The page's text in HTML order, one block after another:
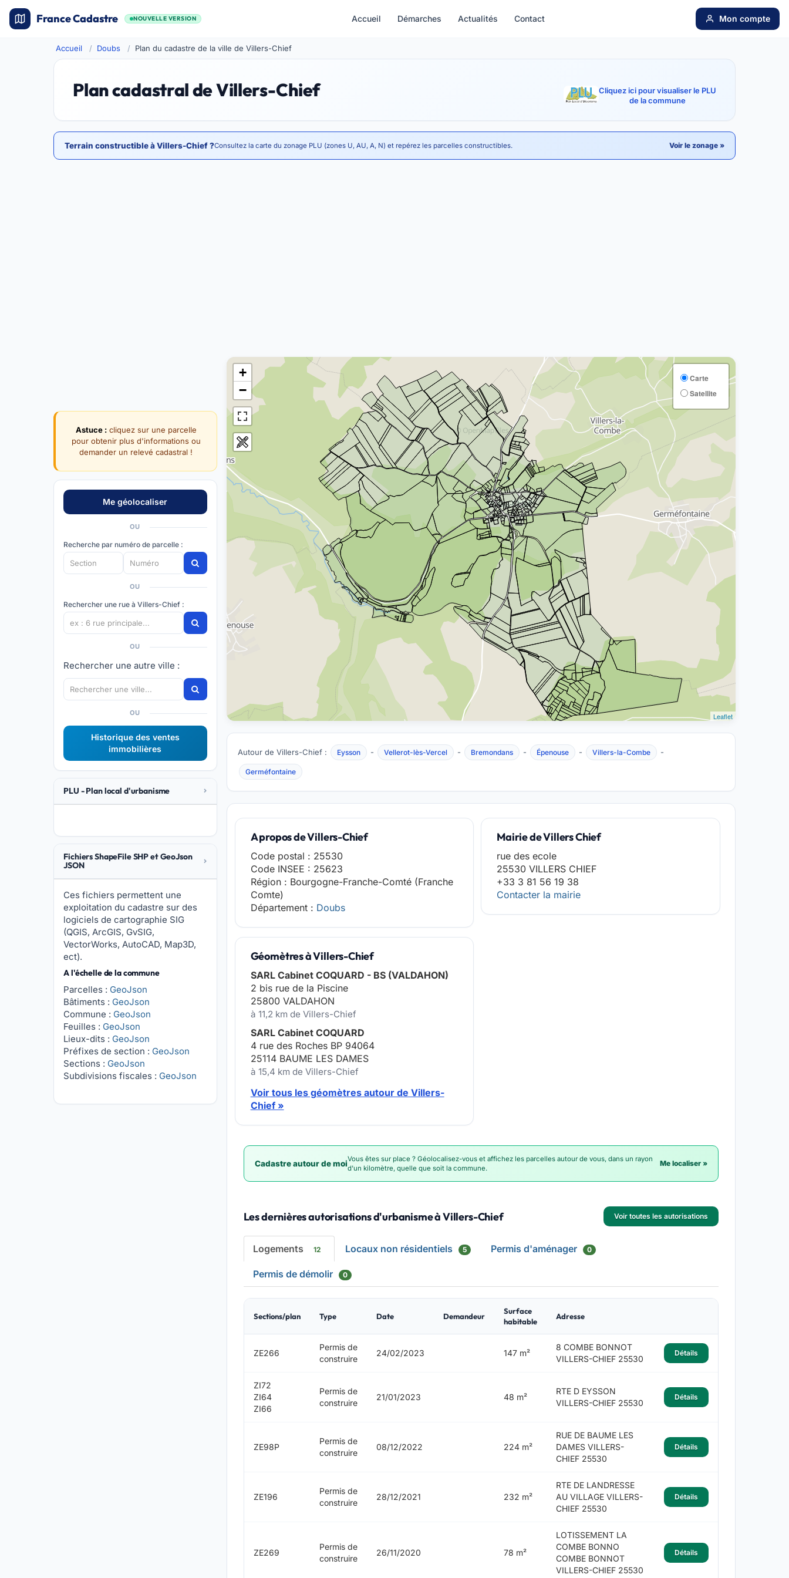
France Cadastre NOUVELLE VERSION Accueil Démarches Actualités Contact Mon compte
Accueil Doubs Plan du cadastre de la ville de Villers-Chief
Plan cadastral de Villers-Chief
Cliquez ici pour visualiser le PLU
de la commune
Terrain constructible à Villers-Chief ?Consultez la carte du zonage PLU (zones U, AU, A, N) et repérez les parcelles constructibles. Voir le zonage »
Astuce :cliquez sur une parcelle
pour obtenir plus d'informations ou
demander un relevé cadastral !
OU
Recherche par numéro de parcelle :
OU
Rechercher une rue à Villers-Chief :
OU
Rechercher une autre ville :
OU
Historique des ventes
immobilières
PLU - Plan local d'urbanisme
Fichiers ShapeFile SHP et GeoJson
JSON
Ces fichiers permettent une
exploitation du cadastre sur des
logiciels de cartographie SIG
(QGIS, ArcGIS, GvSIG,
VectorWorks, AutoCAD, Map3D,
ect).
A l'échelle de la commune
Parcelles : GeoJson
Bâtiments : GeoJson
Commune : GeoJson
Feuilles : GeoJson
Lieux-dits : GeoJson
Préfixes de section : GeoJson
Sections : GeoJson
Subdivisions fiscales : GeoJson
+
−
Carte
Satellite
Leaflet
Autour de Villers-Chief : Eysson - Vellerot-lès-Vercel - Bremondans - Épenouse - Villers-la-Combe -
Germéfontaine
A propos de Villers-Chief
Code postal : 25530
Code INSEE : 25623
Région : Bourgogne-Franche-Comté (Franche
Comte)
Département : Doubs
Mairie de Villers Chief
rue des ecole
25530 VILLERS CHIEF
+33 3 81 56 19 38
Contacter la mairie
Géomètres à Villers-Chief
SARL Cabinet COQUARD - BS (VALDAHON)
2 bis rue de la Piscine
25800 VALDAHON
à 11,2 km de Villers-Chief
SARL Cabinet COQUARD
4 rue des Roches BP 94064
25114 BAUME LES DAMES
à 15,4 km de Villers-Chief
Voir tous les géomètres autour de Villers-
Chief »
Cadastre autour de moiVous êtes sur place ? Géolocalisez-vous et affichez les parcelles autour de vous, dans un rayon
d'un kilomètre, quelle que soit la commune.
Me localiser »
Les dernières autorisations d'urbanisme à Villers-Chief Voir toutes les autorisations
Logements 12 Locaux non résidentiels 5 Permis d'aménager 0
Permis de démolir 0
Sections/plan Type Date Demandeur
Surface
habitable
Adresse
ZE266
Permis de
construire
24/02/2023 147 m²
8 COMBE BONNOT
VILLERS-CHIEF 25530
Détails
ZI72
ZI64
ZI66
Permis de
construire
21/01/2023 48 m²
RTE D EYSSON
VILLERS-CHIEF 25530
Détails
ZE98P
Permis de
construire
08/12/2022 224 m²
RUE DE BAUME LES
DAMES VILLERS-
CHIEF 25530
Détails
ZE196
Permis de
construire
28/12/2021 232 m²
RTE DE LANDRESSE
AU VILLAGE VILLERS-
CHIEF 25530
Détails
ZE269
Permis de
construire
26/11/2020 78 m²
LOTISSEMENT LA
COMBE BONNO
COMBE BONNOT
VILLERS-CHIEF 25530
Détails